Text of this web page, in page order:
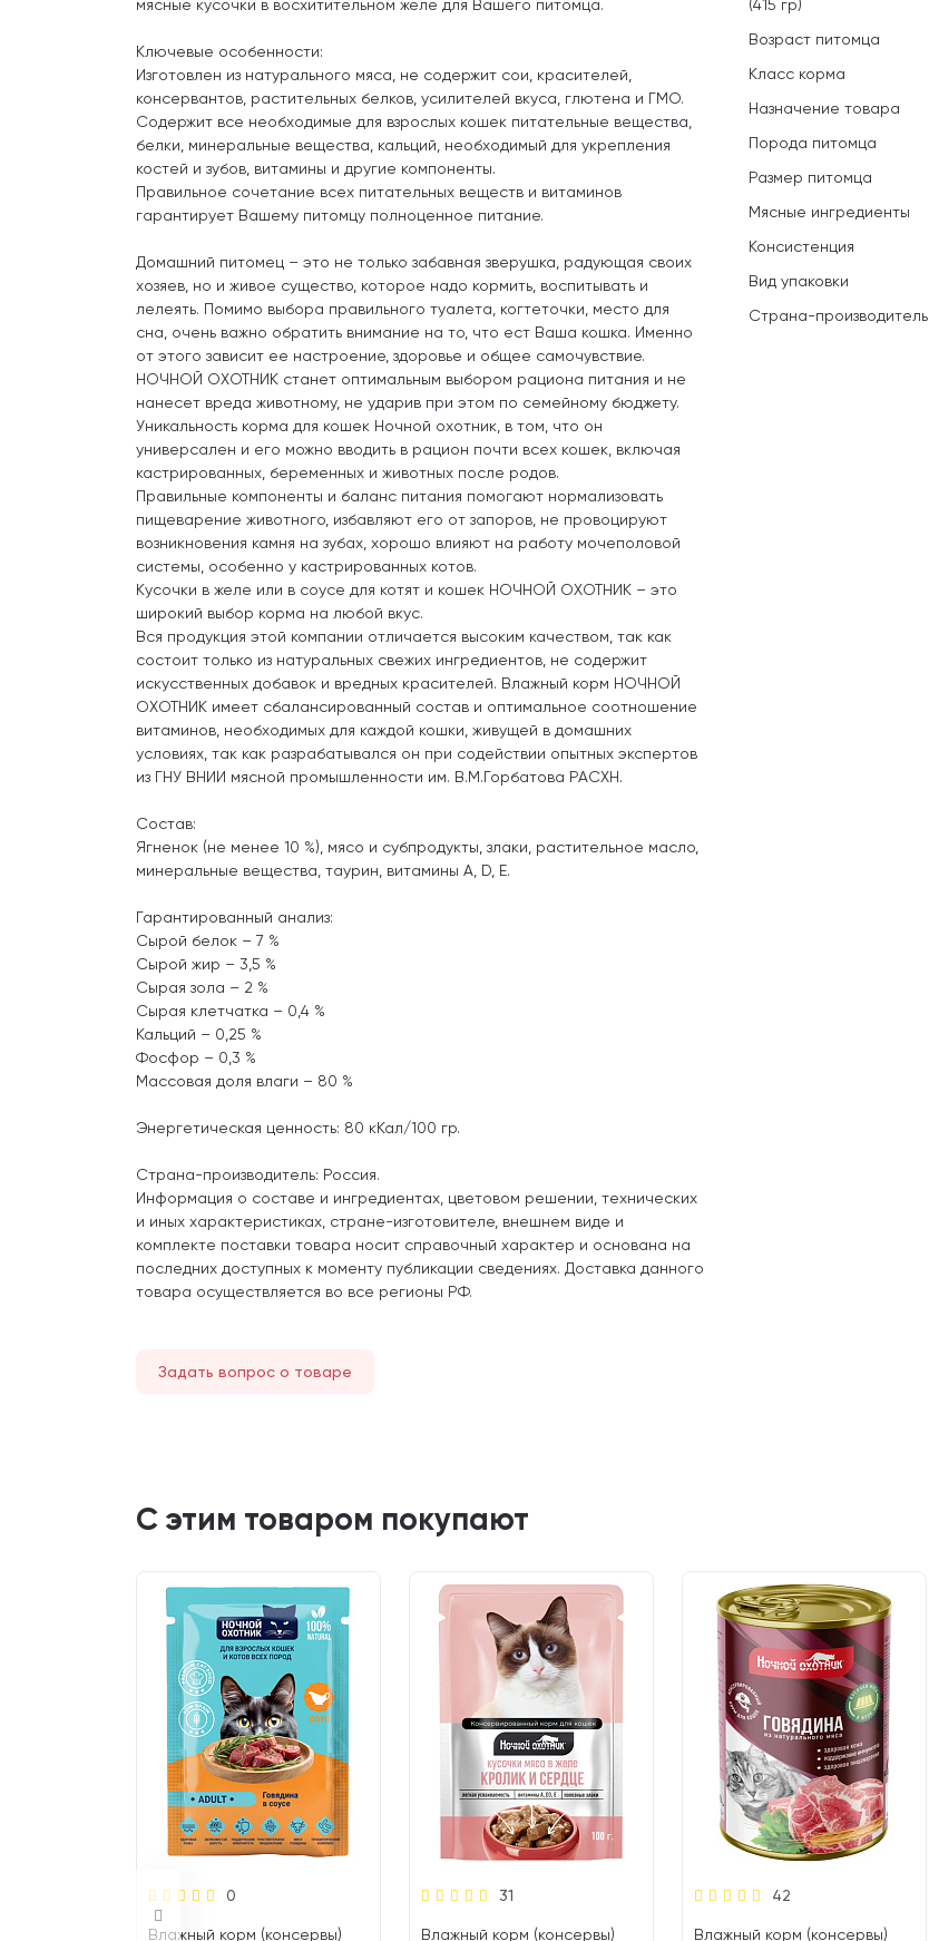
мясные кусочки в восхитительном желе для Вашего питомца.
Ключевые особенности:
Изготовлен из натурального мяса, не содержит сои, красителей,
консервантов, растительных белков, усилителей вкуса, глютена и ГМО.
Содержит все необходимые для взрослых кошек питательные вещества,
белки, минеральные вещества, кальций, необходимый для укрепления
костей и зубов, витамины и другие компоненты.
Правильное сочетание всех питательных веществ и витаминов
гарантирует Вашему питомцу полноценное питание.
Домашний питомец – это не только забавная зверушка, радующая своих
хозяев, но и живое существо, которое надо кормить, воспитывать и
лелеять. Помимо выбора правильного туалета, когтеточки, место для
сна, очень важно обратить внимание на то, что ест Ваша кошка. Именно
от этого зависит ее настроение, здоровье и общее самочувствие.
НОЧНОЙ ОХОТНИК станет оптимальным выбором рациона питания и не
нанесет вреда животному, не ударив при этом по семейному бюджету.
Уникальность корма для кошек Ночной охотник, в том, что он
универсален и его можно вводить в рацион почти всех кошек, включая
кастрированных, беременных и животных после родов.
Правильные компоненты и баланс питания помогают нормализовать
пищеварение животного, избавляют его от запоров, не провоцируют
возникновения камня на зубах, хорошо влияют на работу мочеполовой
системы, особенно у кастрированных котов.
Кусочки в желе или в соусе для котят и кошек НОЧНОЙ ОХОТНИК – это
широкий выбор корма на любой вкус.
Вся продукция этой компании отличается высоким качеством, так как
состоит только из натуральных свежих ингредиентов, не содержит
искусственных добавок и вредных красителей. Влажный корм НОЧНОЙ
ОХОТНИК имеет сбалансированный состав и оптимальное соотношение
витаминов, необходимых для каждой кошки, живущей в домашних
условиях, так как разрабатывался он при содействии опытных экспертов
из ГНУ ВНИИ мясной промышленности им. В.М.Горбатова РАСХН.
Состав:
Ягненок (не менее 10 %), мясо и субпродукты, злаки, растительное масло,
минеральные вещества, таурин, витамины А, D, E.
Гарантированный анализ:
Сырой белок – 7 %
Сырой жир – 3,5 %
Сырая зола – 2 %
Сырая клетчатка – 0,4 %
Кальций – 0,25 %
Фосфор – 0,3 %
Массовая доля влаги – 80 %
Энергетическая ценность: 80 кКал/100 гр.
Страна-производитель: Россия.
Информация о составе и ингредиентах, цветовом решении, технических
и иных характеристиках, стране-изготовителе, внешнем виде и
комплекте поставки товара носит справочный характер и основана на
последних доступных к моменту публикации сведениях. Доставка данного
товара осуществляется во все регионы РФ.
Задать вопрос о товаре
(415 гр)
Возраст питомца
Класс корма
Назначение товара
Порода питомца
Размер питомца
Мясные ингредиенты
Консистенция
Вид упаковки
Страна-производитель
С этим товаром покупают
0
Влажный корм (консервы)
31
Влажный корм (консервы)
42
Влажный корм (консервы)